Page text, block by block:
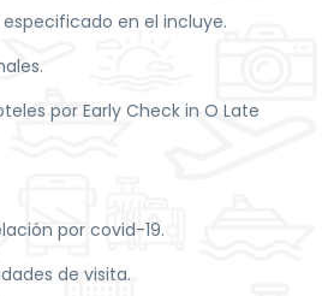
en el incluye.
por Early Check in O Late
por covid-19.
de visita.